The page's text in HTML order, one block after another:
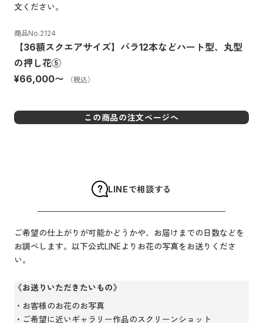
文ください。
商品No.2124
【36額スクエアサイズ】バラ12本などハート型、丸型
の押し花⑤
¥66,000〜 （税込）
この商品の注文ページへ
LINEで相談する
ご希望の仕上がりが可能かどうかや、お届けまでの日数などを
お調べします。以下公式LINEよりお花の写真をお送りくださ
い。
《お送りいただきたいもの》
お客様のお花のお写真
ご希望に近いギャラリー作品のスクリーンショット